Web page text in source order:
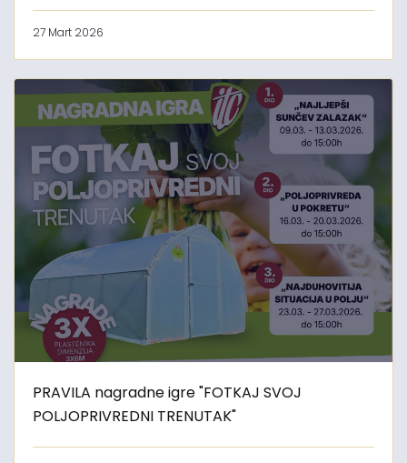
27 Mart 2026
PRAVILA nagradne igre "FOTKAJ SVOJ
POLJOPRIVREDNI TRENUTAK"